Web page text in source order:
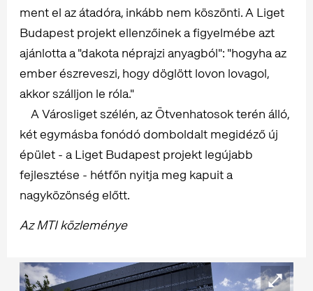
ment el az átadóra, inkább nem köszönti. A Liget
Budapest projekt ellenzőinek a figyelmébe azt
ajánlotta a "dakota néprajzi anyagból": "hogyha az
ember észreveszi, hogy döglött lovon lovagol,
akkor szálljon le róla."
A Városliget szélén, az Ötvenhatosok terén álló,
két egymásba fonódó domboldalt megidéző új
épület - a Liget Budapest projekt legújabb
fejlesztése - hétfőn nyitja meg kapuit a
nagyközönség előtt.
Az MTI közleménye